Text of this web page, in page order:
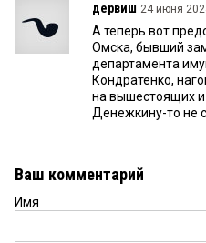
дервиш 24 июня
А теперь вот
Омска, бывший
департамента
Кондратенко,
на вышестоящих
Денежкину-то не
Ваш комментарий
Имя